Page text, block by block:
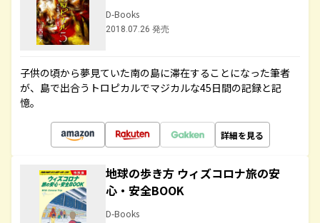
D-Books
2018.07.26 発売
子供の頃から夢見ていた南の島に滞在することになった筆者
が、島で出合うトロピカルでマジカルな45日間の記録と記
憶。
詳細を見る
地球の歩き方 ウィズコロナ旅の安
心・安全BOOK
D-Books